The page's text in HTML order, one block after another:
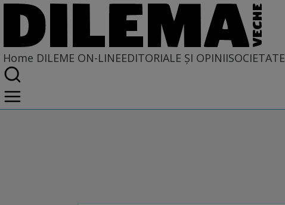
Home DILEME ON-LINEEDITORIALE ȘI OPINIISOCIETATE